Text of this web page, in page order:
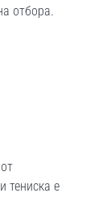
отбора.
тениска е